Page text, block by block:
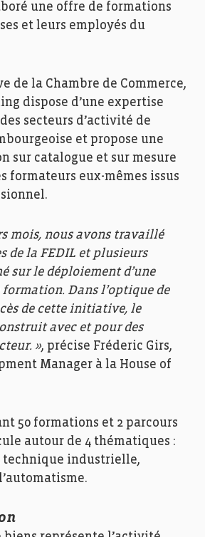
une offre de formations
et leurs employés du
de la Chambre de Commerce,
dispose d’une expertise
secteurs d’activité de
et propose une
sur catalogue et sur mesure
formateurs eux-mêmes issus
mois, nous avons travaillé
de la FEDIL et plusieurs
sur le déploiement d’une
Dans l’optique de
de cette initiative, le
avec et pour des
», précise Fréderic Girs,
Manager à la House of
50 formations et 2 parcours
autour de 4 thématiques :
technique industrielle,